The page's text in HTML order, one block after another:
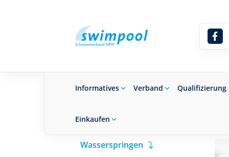
Informatives Verband Qualifizierung
Einkaufen
Sie befinden sich hier: Leistungs- &
Wasserspringen